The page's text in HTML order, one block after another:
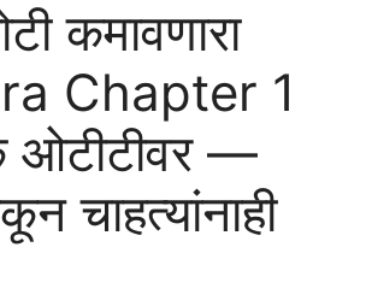
कमावणारा
Chapter 1
ओटीटीवर —
चाहत्यांनाही